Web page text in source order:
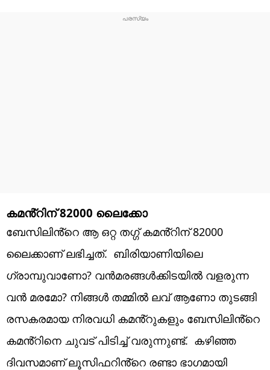
കമൻ്റിന് 82000 ലൈക്കോ
ബേസിലിൻ്റെ ആ ഒറ്റ തഗ്ഗ് കമൻ്റിന് 82000
ലൈക്കാണ് ലഭിച്ചത്. ബിരിയാണിയിലെ
ഗ്രാമ്പുവാണോ? വൻമരങ്ങൾക്കിടയിൽ വളരുന്ന
വൻ മരമോ? നിങ്ങൾ തമ്മിൽ ലവ് ആണോ തുടങ്ങി
രസകരമായ നിരവധി കമൻ്റുകളും ബേസിലിൻ്റെ
കമൻ്റിനെ ചുവട് പിടിച്ച് വരുന്നുണ്ട്. കഴിഞ്ഞ
ദിവസമാണ് ലൂസിഫറിൻ്റെ രണ്ടാ ഭാഗമായി